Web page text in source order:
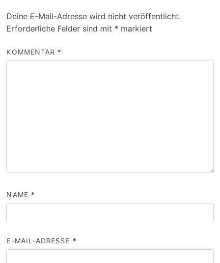
Deine E-Mail-Adresse wird nicht veröffentlicht.
Erforderliche Felder sind mit * markiert
KOMMENTAR *
NAME *
E-MAIL-ADRESSE *